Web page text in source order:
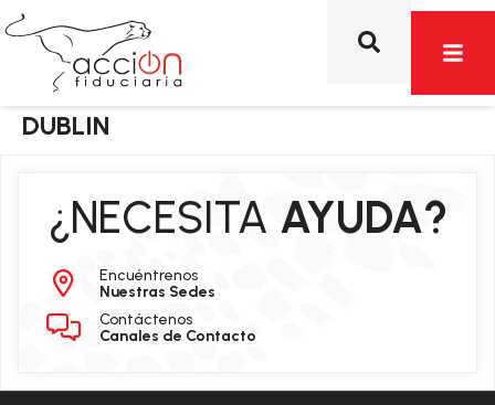
DUBLIN
¿NECESITA AYUDA?
Encuéntrenos
Nuestras Sedes
Contáctenos
Canales de Contacto